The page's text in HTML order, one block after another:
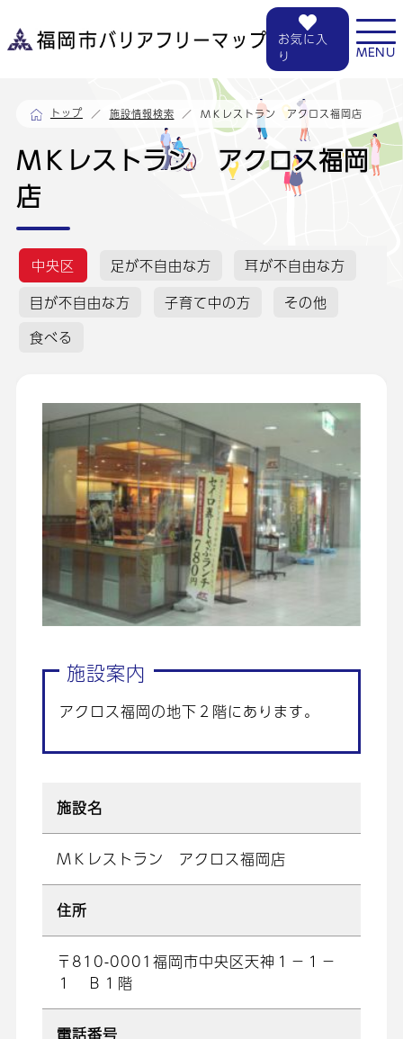
お気に入
り
MENU
トップ 施設情報検索 ＭＫレストラン アクロス福岡店
ＭＫレストラン アクロス福岡
店
中央区 足が不自由な方
耳が不自由な方
目が不自由な方
子育て中の方
その他
食べる
施設案内
アクロス福岡の地下２階にあります。
施設名
ＭＫレストラン アクロス福岡店
住所
〒810-0001福岡市中央区天神１－１－
１ Ｂ１階
電話番号